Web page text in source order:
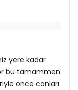
yere kadar
bu tamammen
önce canları